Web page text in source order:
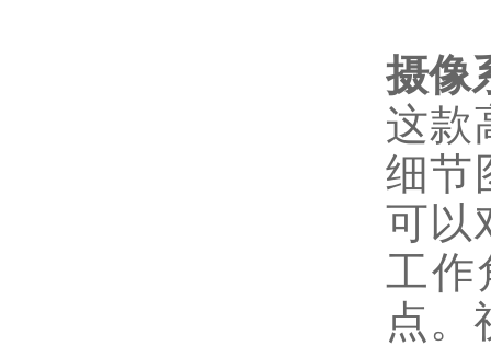
摄像
这款
细节
可以
工作
点。